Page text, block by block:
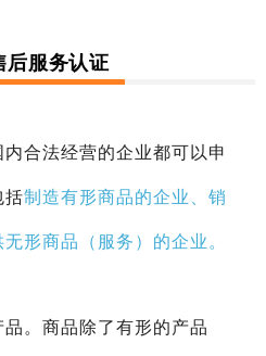
后服务认证
合法经营的企业都可以申
括制造有形商品的企业、销
形商品（服务）的企业。
。商品除了有形的产品